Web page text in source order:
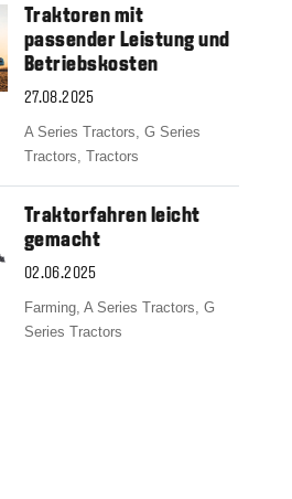
Australia
Australia & New Zealand
Traktoren mit
passender Leistung und
Betriebskosten
27.08.2025
A Series Tractors, G Series
Tractors, Tractors
Traktorfahren leicht
gemacht
02.06.2025
Farming, A Series Tractors, G
Series Tractors